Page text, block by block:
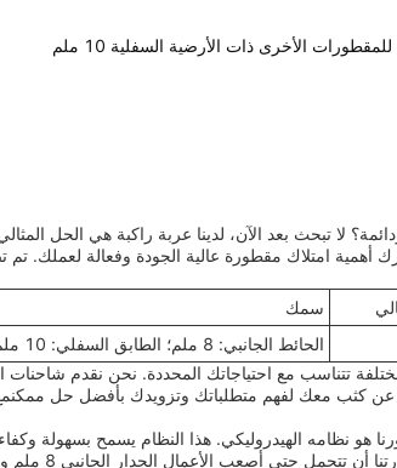
الأخرى ذات الأرضية السفلية 10 ملم
امتلاك مقطورة عالية الجودة وفعالة لعملك. تم
سمك
الحائط الجانبي: 8 ملم؛ الطابق السفلي: 10 ملم
تتناسب مع احتياجاتك المحددة. نحن نقدم شاحنات
عن كثب معك لفهم متطلباتك وتزويدك بأفضل حل ممكنمع
هو نظامه الهيدروليكي. هذا النظام يسمح بسهولة